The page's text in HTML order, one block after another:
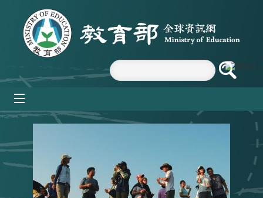
跳到主要內容區塊
:::